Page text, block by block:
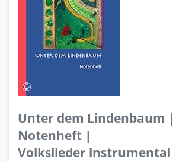
Unter dem Lindenbaum |
Notenheft |
Volkslieder instrumental